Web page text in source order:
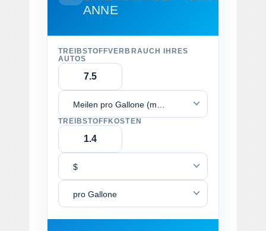
ANNE
TREIBSTOFFVERBRAUCH IHRES
AUTOS
TREIBSTOFFKOSTEN
$
pro Gallone